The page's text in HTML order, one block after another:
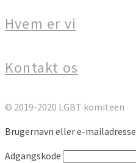
Hvem er vi
Kontakt os
© 2019-2020 LGBT komiteen
Brugernavn eller e-mailadresse
Adgangskode